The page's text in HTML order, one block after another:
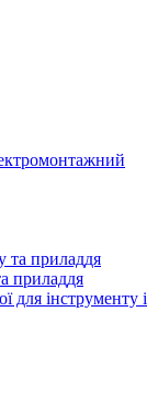
приладдя
для інструменту і